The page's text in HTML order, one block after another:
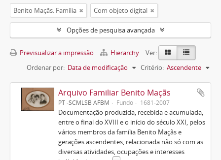
Benito Maçãs. Família Com objeto digital
Opções de pesquisa avançada
Previsualizar a impressão Hierarchy
Ver:
Ordenar por: Data de modificação Critério: Ascendente
Arquivo Familiar Benito Maçãs
PT -SCMLSB AFBM Fundo 1681-2007
Documentação produzida, recebida e acumulada,
entre o final do XVIII e o início do século XXI, pelos
vários membros da família Benito Maçãs e
gerações ascendentes, relacionada não só com as
diversas atividades, ocupações e interesses